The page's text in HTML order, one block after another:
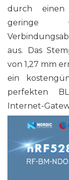
durch einen
geringe
aus. Das
von 1,27 mm
ein
perfekten
Internet-